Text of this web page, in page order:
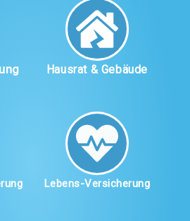
Hausrat & Gebäude
Lebens-Versicherung